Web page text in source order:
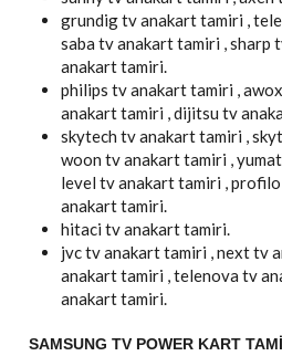
grundig tv anakart tamiri ,
saba tv anakart tamiri , sharp
anakart tamiri.
philips tv anakart tamiri ,
anakart tamiri , dijitsu tv
skytech tv anakart tamiri ,
woon tv anakart tamiri ,
level tv anakart tamiri ,
anakart tamiri.
hitaci tv anakart tamiri.
jvc tv anakart tamiri , next tv
anakart tamiri , telenova tv
anakart tamiri.
SAMSUNG TV POWER KART